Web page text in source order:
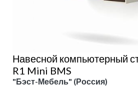
Навесной компьютерный
R1 Mini BMS
"Бэст-Мебель" (Россия)